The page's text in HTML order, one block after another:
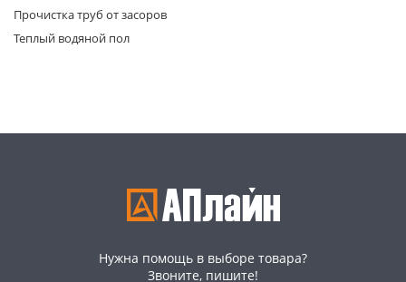
Прочистка труб от засоров
Теплый водяной пол
Нужна помощь в выборе товара?
Звоните, пишите!